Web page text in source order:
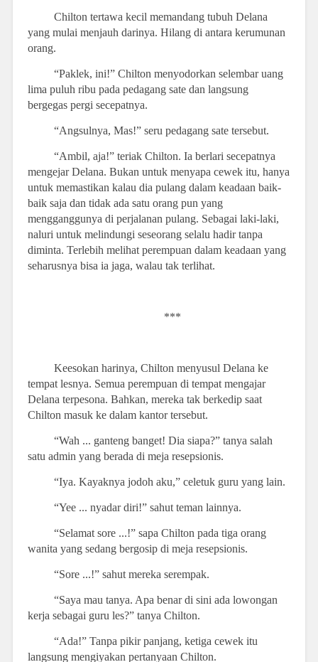
Chilton tertawa kecil memandang tubuh Delana
yang mulai menjauh darinya. Hilang di antara kerumunan
orang.
“Paklek, ini!” Chilton menyodorkan selembar uang
lima puluh ribu pada pedagang sate dan langsung
bergegas pergi secepatnya.
“Angsulnya, Mas!” seru pedagang sate tersebut.
“Ambil, aja!” teriak Chilton. Ia berlari secepatnya
mengejar Delana. Bukan untuk menyapa cewek itu, hanya
untuk memastikan kalau dia pulang dalam keadaan baik-
baik saja dan tidak ada satu orang pun yang
mengganggunya di perjalanan pulang. Sebagai laki-laki,
naluri untuk melindungi seseorang selalu hadir tanpa
diminta. Terlebih melihat perempuan dalam keadaan yang
seharusnya bisa ia jaga, walau tak terlihat.
***
Keesokan harinya, Chilton menyusul Delana ke
tempat lesnya. Semua perempuan di tempat mengajar
Delana terpesona. Bahkan, mereka tak berkedip saat
Chilton masuk ke dalam kantor tersebut.
“Wah ... ganteng banget! Dia siapa?” tanya salah
satu admin yang berada di meja resepsionis.
“Iya. Kayaknya jodoh aku,” celetuk guru yang lain.
“Yee ... nyadar diri!” sahut teman lainnya.
“Selamat sore ...!” sapa Chilton pada tiga orang
wanita yang sedang bergosip di meja resepsionis.
“Sore ...!” sahut mereka serempak.
“Saya mau tanya. Apa benar di sini ada lowongan
kerja sebagai guru les?” tanya Chilton.
“Ada!” Tanpa pikir panjang, ketiga cewek itu
langsung mengiyakan pertanyaan Chilton.